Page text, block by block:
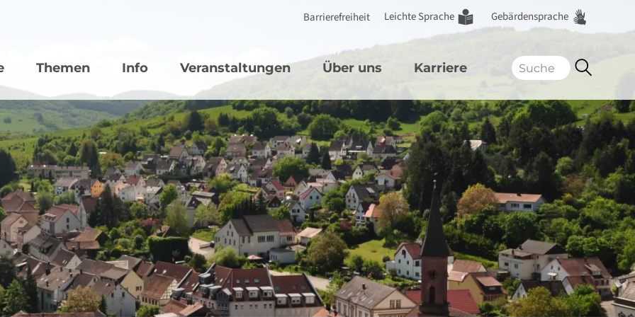
Barrierefreiheit Leichte Sprache Gebärdensprache
Themen Info Veranstaltungen Über uns Karriere